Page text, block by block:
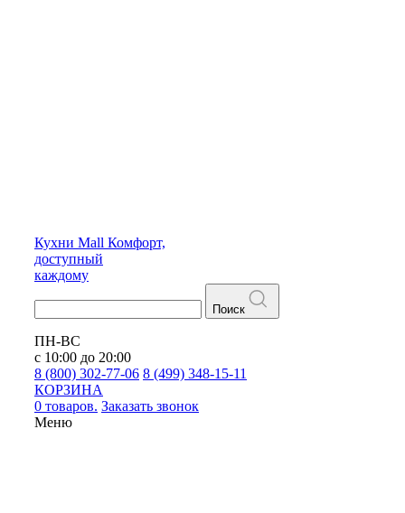
Кухни Mall Комфорт,
доступный
каждому
Поиск
ПН-ВС
с 10:00 до 20:00
8 (800) 302-77-06 8 (499) 348-15-11
КОРЗИНА
0 товаров. Заказать звонок
Меню